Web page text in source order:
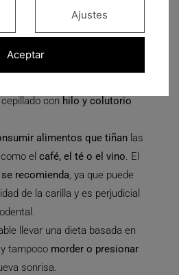
seguir los siguientes consejos:
cuidar las carillas dentales. Hay
con hilo y colutorio
alimentos que tiñan las
el café, el té o el vino. El
recomienda, ya que puede
de la carilla y es perjudicial
llevar una dieta basada en
y tampoco morder o presionar
sonrisa.
Aceptar
Ajustes